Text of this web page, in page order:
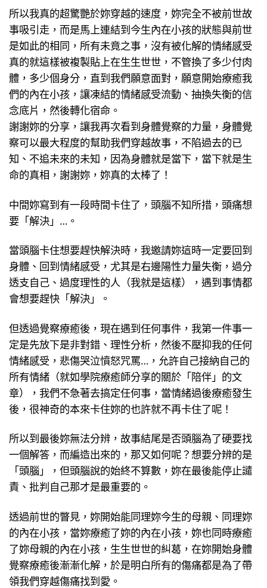
所以我真的超驚艷於妳穿越的速度，妳完全不被前世故
事吸引走，而是馬上連結到今生內在小孩的狀態與前世
是如此的相同，所有未竟之事，沒有被化解的情緒感受
真的就這樣被複製貼上在生生世世，不管換了多少付肉
體，多少個身分，直到我們願意面對，願意開始療癒我
們的內在小孩，讓凍結的情緒感受流動、抽換失衡的信
念底片，然後轉化宿命。
謝謝妳的分享，讓我再次看到身體覺察的力量，身體覺
察可以最大程度的幫助我們穿越故事，不陷過去的已
知、不追未來的未知，因為身體就是當下，當下就是生
命的真相，謝謝妳，妳真的太棒了！
中間妳寫到有一段時間卡住了，頭腦不知所措，頭痛想
要「解決」…。
當頭腦卡住想要趕快解決時，我邀請妳這時一定要回到
身體、回到情緒感受，尤其是右邊陽性力量失衡，過分
透支自己、過度理性的人（我就是這樣），遇到事情都
會想要趕快「解決」。
但透過覺察療癒後，現在遇到任何事件，我第一件事一
定是先放下是非對錯、理性分析，然後不壓抑我的任何
情緒感受，悲傷哭泣憤怒咒罵…，允許自己接納自己的
所有情緒（就如學院療癒師分享的關於「陪伴」的文
章），我們不急著去搞定任何事，當情緒過後療癒發生
後，很神奇的本來卡住妳的也許就不再卡住了呢！
所以到最後妳無法分辨，故事結尾是否頭腦為了硬要找
一個解答，而編造出來的，那又如何呢？想要分辨的是
「頭腦」，但頭腦說的始終不算數，妳在最後能停止譴
責、批判自己那才是最重要的。
透過前世的瞥見，妳開始能同理妳今生的母親、同理妳
的內在小孩，當妳療癒了妳的內在小孩，妳也同時療癒
了妳母親的內在小孩，生生世世的糾葛，在妳開始身體
覺察療癒後漸漸化解，於是明白所有的傷痛都是為了帶
領我們穿越傷痛找到愛。